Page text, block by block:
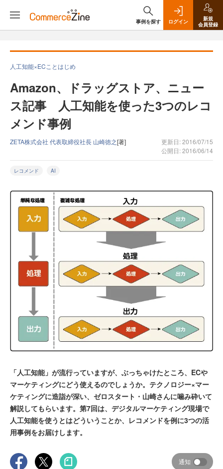
事例を探す ログイン
新規
会員登録
人工知能×ECことはじめ
Amazon、ドラッグストア、ニュー
ス記事 人工知能を使った3つのレコ
メンド事例
ZETA株式会社 代表取締役社長 山崎徳之[著]
更新日: 2016/07/15
公開日: 2016/06/14
レコメンド AI
「人工知能」が流行っていますが、ぶっちゃけたところ、ECや
マーケティングにどう使えるのでしょうか。テクノロジー×マー
ケティングに造詣が深い、ゼロスタート・山崎さんに噛み砕いて
解説してもらいます。第7回は、デジタルマーケティング現場で
人工知能を使うとはどういうことか、レコメンドを例に3つの活
用事例をお届けします。
通知